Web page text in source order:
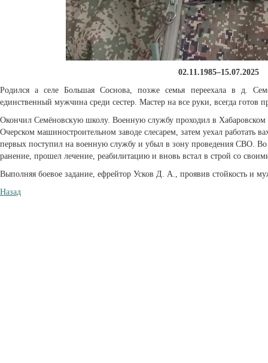
02.11.1985–15.07.2025
Родился а селе Большая Соснова, позже семья переехала в д.
единственный мужчина среди сестер. Мастер на все руки, всегда
Окончил Семёновскую школу. Военную службу проходил в
Очерском машиностроительном заводе слесарем, затем уехал работать
первых поступил на военную службу и убыл в зону проведения СВО.
ранение, прошел лечение, реабилитацию и вновь встал в строй со
Выполняя боевое задание, ефрейтор Усков Д. А., проявив стойкость и
Назад